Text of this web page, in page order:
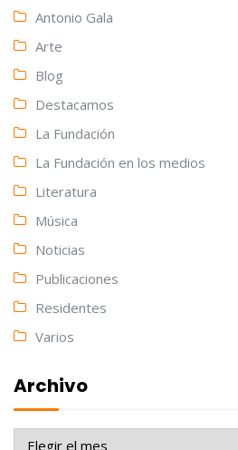
Antonio Gala
Arte
Blog
Destacamos
La Fundación
La Fundación en los medios
Literatura
Música
Noticias
Publicaciones
Residentes
Varios
Archivo
Archivo